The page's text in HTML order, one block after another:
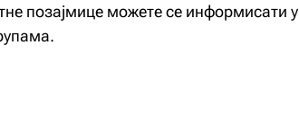
позајмице можете се информисати у